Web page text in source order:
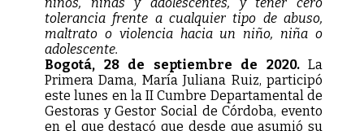
tolerancia frente a cualquier tipo de abuso,
maltrato o violencia hacia un niño, niña o
adolescente.
Bogotá, 28 de septiembre de 2020.La
Primera Dama, María Juliana Ruiz, participó
este lunes en la II Cumbre Departamental de
Gestoras y Gestor Social de Córdoba, evento
en el que destacó que desde que asumió su